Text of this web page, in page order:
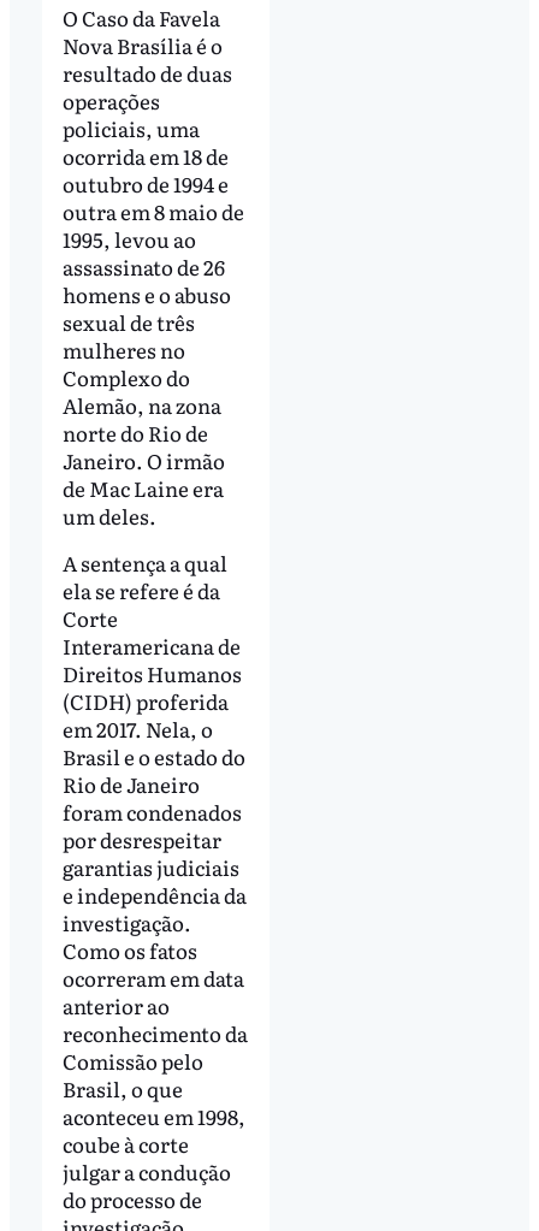
O Caso da Favela
Nova Brasília é o
resultado de duas
operações
policiais, uma
ocorrida em 18 de
outubro de 1994 e
outra em 8 maio de
1995, levou ao
assassinato de 26
homens e o abuso
sexual de três
mulheres no
Complexo do
Alemão, na zona
norte do Rio de
Janeiro. O irmão
de Mac Laine era
um deles.
A sentença a qual
ela se refere é da
Corte
Interamericana de
Direitos Humanos
(CIDH) proferida
em 2017. Nela, o
Brasil e o estado do
Rio de Janeiro
foram condenados
por desrespeitar
garantias judiciais
e independência da
investigação.
Como os fatos
ocorreram em data
anterior ao
reconhecimento da
Comissão pelo
Brasil, o que
aconteceu em 1998,
coube à corte
julgar a condução
do processo de